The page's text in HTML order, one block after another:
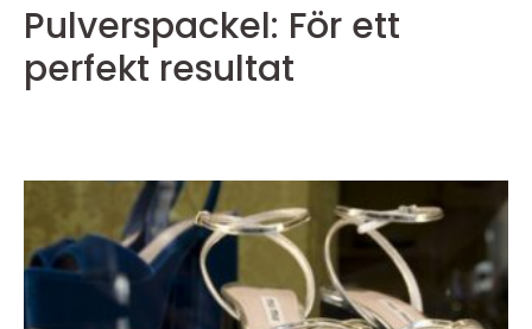
Pulverspackel: För ett
perfekt resultat